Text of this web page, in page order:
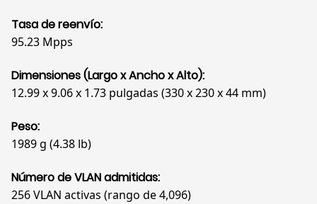
Tasa de reenvío:
95.23 Mpps
Dimensiones (Largo x Ancho x Alto):
12.99 x 9.06 x 1.73 pulgadas (330 x 230 x 44 mm)
Peso:
1989 g (4.38 lb)
Número de VLAN admitidas:
256 VLAN activas (rango de 4,096)